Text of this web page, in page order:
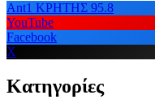
Ant1 ΚΡΗΤΗΣ 95.8
YouTube
Facebook
X
Κατηγορίες